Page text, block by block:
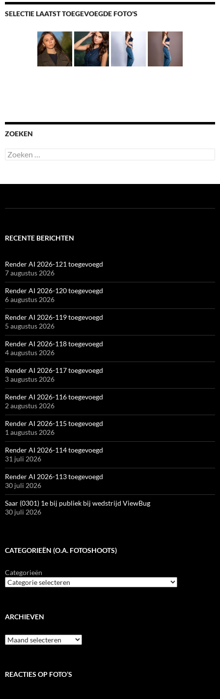
SELECTIE LAATST TOEGEVOEGDE FOTO'S
ZOEKEN
Zoeken
naar:
RECENTE BERICHTEN
Render AI 2026-121 toegevoegd
7 augustus 2026
Render AI 2026-120 toegevoegd
6 augustus 2026
Render AI 2026-119 toegevoegd
5 augustus 2026
Render AI 2026-118 toegevoegd
4 augustus 2026
Render AI 2026-117 toegevoegd
3 augustus 2026
Render AI 2026-116 toegevoegd
2 augustus 2026
Render AI 2026-115 toegevoegd
1 augustus 2026
Render AI 2026-114 toegevoegd
31 juli 2026
Render AI 2026-113 toegevoegd
30 juli 2026
Saar (0301) 1e bij publiek bij wedstrijd ViewBug
30 juli 2026
CATEGORIEËN (O.A. FOTOSHOOTS)
Categorieën
ARCHIEVEN
Archieven
REACTIES OP FOTO’S